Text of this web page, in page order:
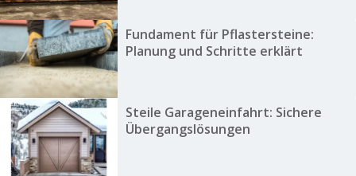
Fundament für Pflastersteine:
Planung und Schritte erklärt
Steile Garageneinfahrt: Sichere
Übergangslösungen